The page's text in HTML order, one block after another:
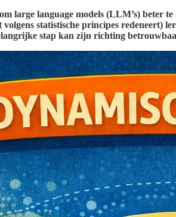
large language models (LLM’s) beter
volgens statistische principes
stap kan zijn richting